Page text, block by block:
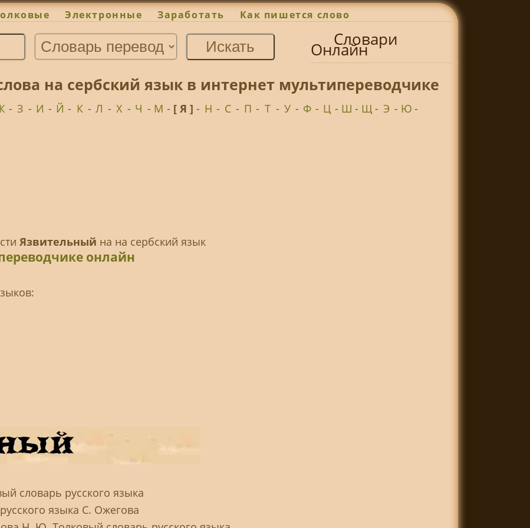
Электронные Заработать Как пишется слово
Словари
Онлайн
на сербский язык в интернет мультипереводчике
- З - И - Й - К - Л - Х - Ч - М - [ Я ]- Н - С - П - Т - У - Ф - Ц - Ш - Щ- Э - Ю-
Язвительный на на сербский язык
онлайн
словарь русского языка
языка С. Ожегова